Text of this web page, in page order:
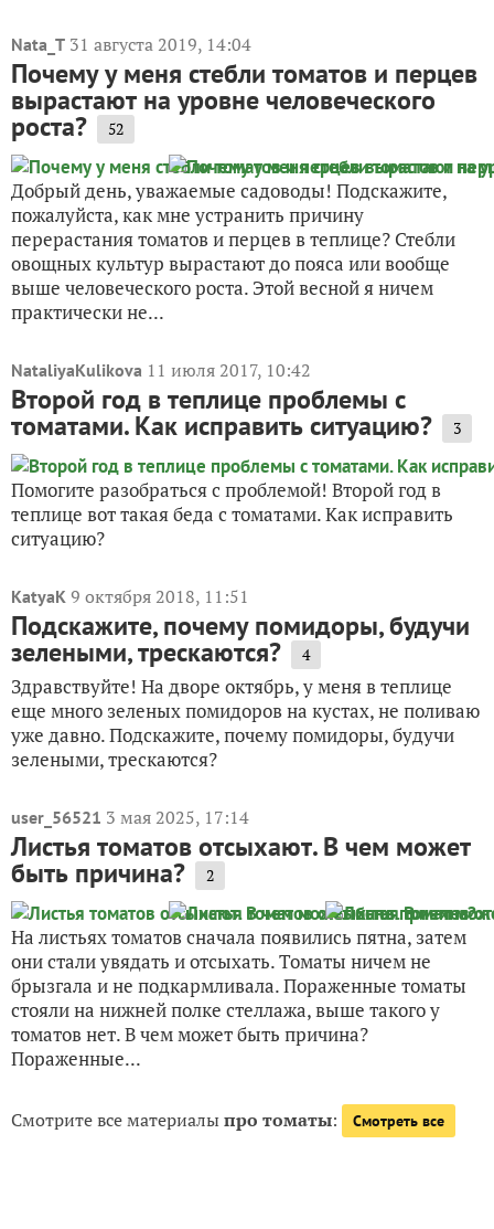
Nata_T 31 августа 2019, 14:04
Почему у меня стебли томатов и перцев
вырастают на уровне человеческого
роста? 52
Добрый день, уважаемые садоводы! Подскажите,
пожалуйста, как мне устранить причину
перерастания томатов и перцев в теплице? Стебли
овощных культур вырастают до пояса или вообще
выше человеческого роста. Этой весной я ничем
практически не...
NataliyaKulikova 11 июля 2017, 10:42
Второй год в теплице проблемы с
томатами. Как исправить ситуацию? 3
Помогите разобраться с проблемой! Второй год в
теплице вот такая беда с томатами. Как исправить
ситуацию?
KatyaK 9 октября 2018, 11:51
Подскажите, почему помидоры, будучи
зелеными, трескаются? 4
Здравствуйте! На дворе октябрь, у меня в теплице
еще много зеленых помидоров на кустах, не поливаю
уже давно. Подскажите, почему помидоры, будучи
зелеными, трескаются?
user_56521 3 мая 2025, 17:14
Листья томатов отсыхают. В чем может
быть причина? 2
На листьях томатов сначала появились пятна, затем
они стали увядать и отсыхать. Томаты ничем не
брызгала и не подкармливала. Пораженные томаты
стояли на нижней полке стеллажа, выше такого у
томатов нет. В чем может быть причина?
Пораженные...
Смотрите все материалыпро томаты: Смотреть все